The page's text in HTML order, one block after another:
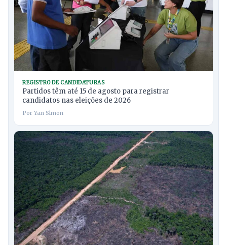
REGISTRO DE CANDIDATURAS
Partidos têm até 15 de agosto para registrar
candidatos nas eleições de 2026
Por Yan Simon